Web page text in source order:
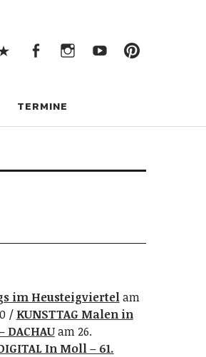
TERMINE
im Heusteigviertelam
KUNSTTAG Malen in
am 26.
In Moll – 61.